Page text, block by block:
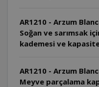
AR1210 - Arzum
Soğan ve sarımsak
kademesi ve
AR1210 - Arzum
Meyve parçalama